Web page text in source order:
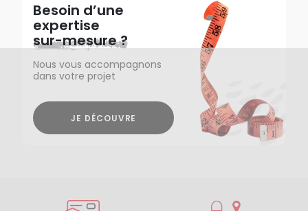
Besoin d’une
expertise
sur-mesure ?
Nous vous accompagnons
dans votre projet
JE DÉCOUVRE